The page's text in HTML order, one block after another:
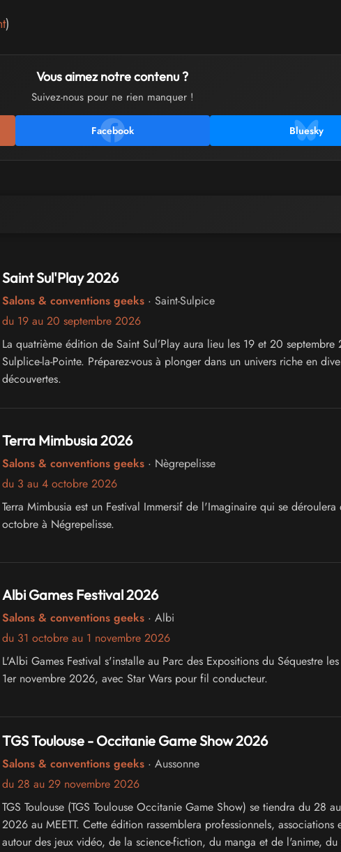
)
Vous aimez notre contenu ?
Suivez-nous pour ne rien manquer !
Facebook Bluesky
Saint Sul'Play 2026
Salons & conventions geeks· Saint-Sulpice
du 19 au 20 septembre 2026
La quatrième édition de Saint Sul’Play aura lieu les 19 et 20 septembre
Sulplice-la-Pointe. Préparez-vous à plonger dans un univers riche en
découvertes.
Terra Mimbusia 2026
Salons & conventions geeks· Nègrepelisse
du 3 au 4 octobre 2026
Terra Mimbusia est un Festival Immersif de l'Imaginaire qui se
octobre à Négrepelisse.
Albi Games Festival 2026
Salons & conventions geeks· Albi
du 31 octobre au 1 novembre 2026
L'Albi Games Festival s'installe au Parc des Expositions du Séquestre
1er novembre 2026, avec Star Wars pour fil conducteur.
TGS Toulouse - Occitanie Game Show 2026
Salons & conventions geeks· Aussonne
du 28 au 29 novembre 2026
TGS Toulouse (TGS Toulouse Occitanie Game Show) se tiendra du 28
2026 au MEETT. Cette édition rassemblera professionnels, associations
autour des jeux vidéo, de la science-fiction, du manga et de l'anime, du